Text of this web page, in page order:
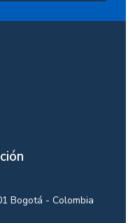
Bogotá - Colombia